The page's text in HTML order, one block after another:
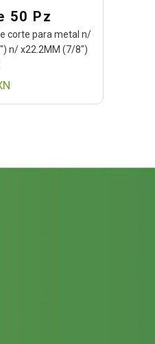
50 Pz
corte para metal n/
n/ x22.2MM (7/8″)